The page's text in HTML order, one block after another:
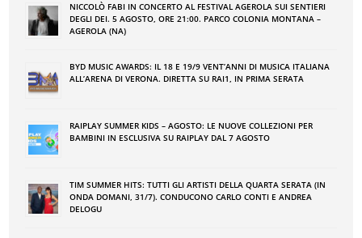
NICCOLÒ FABI IN CONCERTO AL FESTIVAL AGEROLA SUI SENTIERI
DEGLI DEI. 5 AGOSTO, ORE 21:00. PARCO COLONIA MONTANA –
AGEROLA (NA)
BYD MUSIC AWARDS: IL 18 E 19/9 VENT’ANNI DI MUSICA ITALIANA
ALL’ARENA DI VERONA. DIRETTA SU RAI1, IN PRIMA SERATA
RAIPLAY SUMMER KIDS – AGOSTO: LE NUOVE COLLEZIONI PER
BAMBINI IN ESCLUSIVA SU RAIPLAY DAL 7 AGOSTO
TIM SUMMER HITS: TUTTI GLI ARTISTI DELLA QUARTA SERATA (IN
ONDA DOMANI, 31/7). CONDUCONO CARLO CONTI E ANDREA
DELOGU